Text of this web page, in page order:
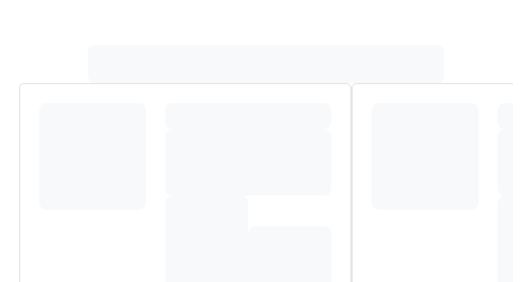
panthénol, est spécialement développée pour les enfants